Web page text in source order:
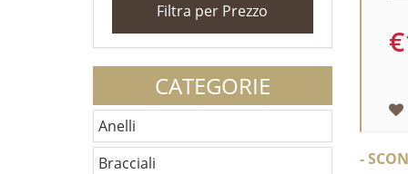
Filtra per Prezzo
CATEGORIE
Anelli
Bracciali
-